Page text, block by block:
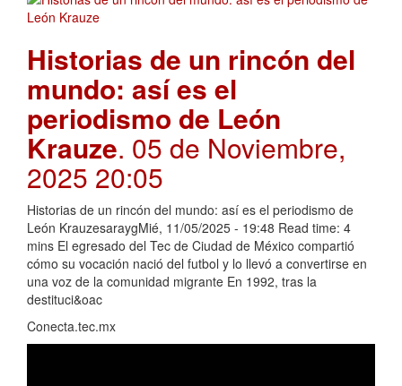
Historias de un rincón del
mundo: así es el
periodismo de León
Krauze. 05 de Noviembre,
2025 20:05
Historias de un rincón del mundo: así es el periodismo de
León KrauzesaraygMié, 11/05/2025 - 19:48 Read time: 4
mins El egresado del Tec de Ciudad de México compartió
cómo su vocación nació del futbol y lo llevó a convertirse en
una voz de la comunidad migrante En 1992, tras la
destituci&oac
Conecta.tec.mx